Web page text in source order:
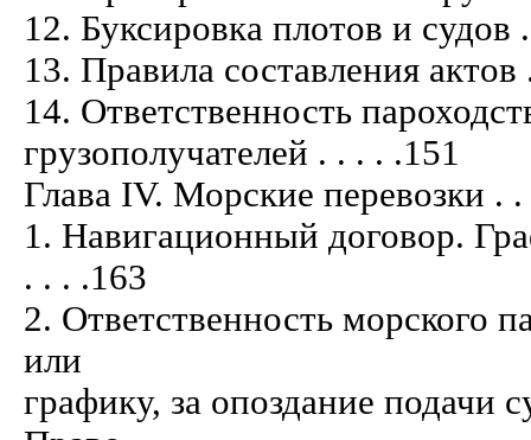
12. Буксировка плотов и
13. Правила составления
14. Ответственность
грузополучателей . . . . .151
Глава IV. Морские перевозки .
1. Навигационный договор.
. . . .163
2. Ответственность морского
или
графику, за опоздание подачи